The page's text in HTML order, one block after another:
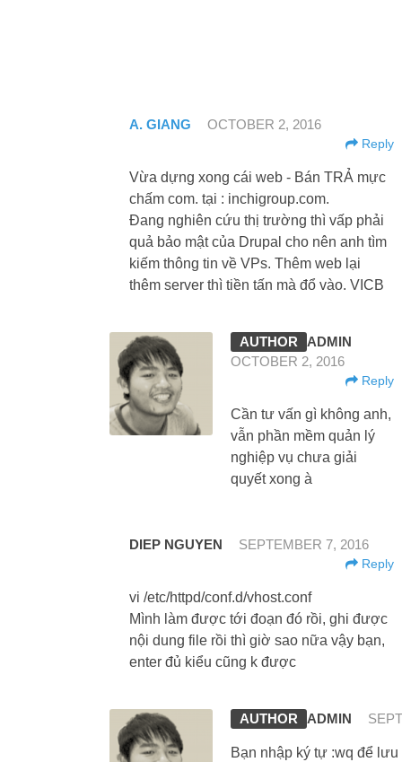
A. GIANG OCTOBER 2, 2016
Reply
Vừa dựng xong cái web - Bán TRẢ mực
chấm com. tại : inchigroup.com.
Đang nghiên cứu thị trường thì vấp phải
quả bảo mật của Drupal cho nên anh tìm
kiếm thông tin về VPs. Thêm web lại
thêm server thì tiền tấn mà đổ vào. VICB
ADMIN
OCTOBER 2, 2016
Reply
Cần tư vấn gì không anh,
vẫn phần mềm quản lý
nghiệp vụ chưa giải
quyết xong à
DIEP NGUYEN SEPTEMBER 7, 2016
Reply
vi /etc/httpd/conf.d/vhost.conf
Mình làm được tới đoạn đó rồi, ghi được
nội dung file rồi thì giờ sao nữa vậy bạn,
enter đủ kiểu cũng k được
ADMIN
Bạn nhập ký tự :wq để